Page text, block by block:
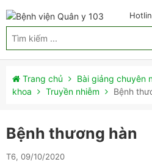
Trang chủ Bài giảng chuyên
khoa
Truyền nhiễm Bệnh
Bệnh thương hàn
T6, 09/10/2020